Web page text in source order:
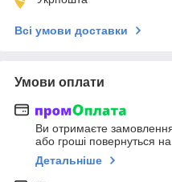
Всі умови доставки
Умови оплати
Ви отримаєте
або гроші повернуться
Детальніше